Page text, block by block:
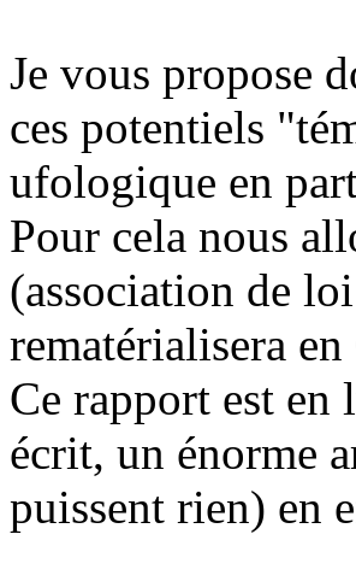
Je vous propose
ces potentiels
ufologique en
Pour cela nous
(association de
rematérialisera
Ce rapport est en
écrit, un énorme
puissent rien) en